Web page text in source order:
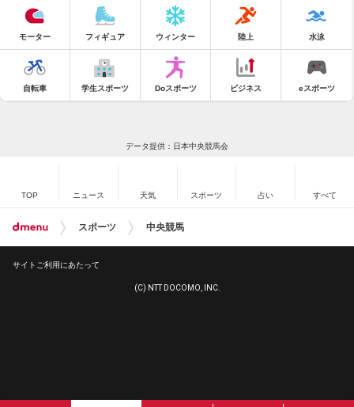
モーター フィギュア ウィンター 陸上 水泳
自転車 学生スポーツ Doスポーツ ビジネス eスポーツ
データ提供：日本中央競馬会
TOP ニュース 天気 スポーツ 占い すべて
スポーツ 中央競馬
サイトご利用にあたって
(C) NTT DOCOMO, INC.